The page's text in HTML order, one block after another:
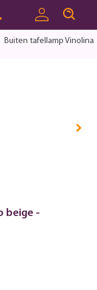
Buiten tafellamp Vinolina
beige -